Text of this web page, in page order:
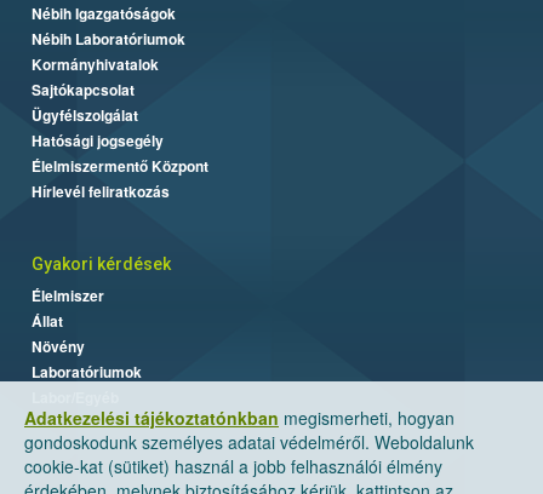
Adatkezelési tájékoztatónkban megismerheti, hogyan
gondoskodunk személyes adatai védelméről. Weboldalunk
cookie-kat (sütiket) használ a jobb felhasználói élmény
Nébih Igazgatóságok
Nébih Laboratóriumok
Kormányhivatalok
Sajtókapcsolat
Ügyfélszolgálat
Hatósági jogsegély
Élelmiszermentő Központ
Hírlevél feliratkozás
Gyakori kérdések
Élelmiszer
Állat
Növény
Laboratóriumok